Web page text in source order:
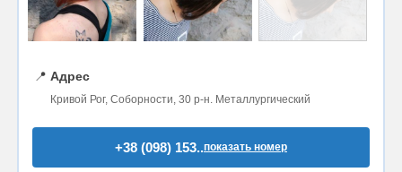
📍 Адрес
Кривой Рог, Соборности, 30 р-н. Металлургический
+38 (098) 153..показать номер